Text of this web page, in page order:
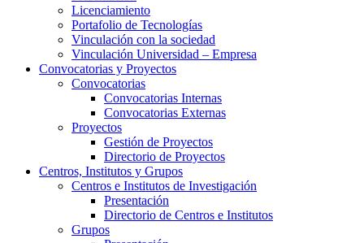
Licenciamiento
Portafolio de Tecnologías
Vinculación con la sociedad
Vinculación Universidad – Empresa
Convocatorias y Proyectos
Convocatorias
Convocatorias Internas
Convocatorias Externas
Proyectos
Gestión de Proyectos
Directorio de Proyectos
Centros, Institutos y Grupos
Centros e Institutos de Investigación
Presentación
Directorio de Centros e Institutos
Grupos